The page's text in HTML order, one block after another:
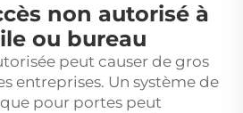
non autorisé à
ou bureau
peut causer de gros
entreprises. Un système de
pour portes peut